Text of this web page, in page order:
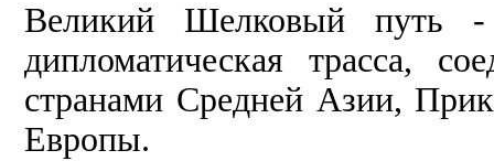
Великий Шелковый путь -
дипломатическая трасса,
странами Средней Азии,
Европы.